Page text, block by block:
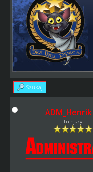
Szukaj
ADM_Henrik
Tutejszy